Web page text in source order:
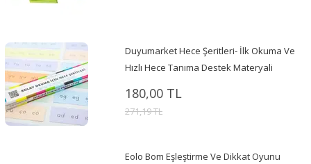
Duyumarket Hece Şeritleri- İlk Okuma Ve
Hızlı Hece Tanıma Destek Materyali
180,00 TL
271,19 TL
Eolo Bom Eşleştirme Ve Dikkat Oyunu